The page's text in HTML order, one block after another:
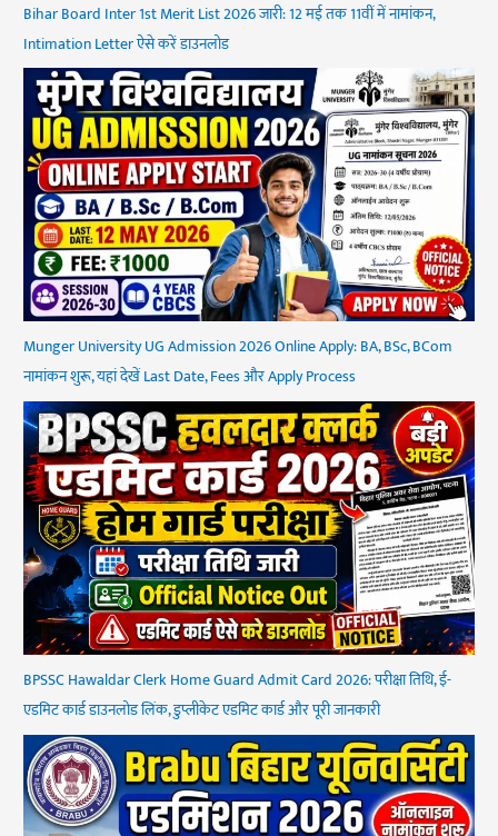
Bihar Board Inter 1st Merit List 2026 जारी: 12 मई तक 11वीं में नामांकन,
Intimation Letter ऐसे करें डाउनलोड
Munger University UG Admission 2026 Online Apply: BA, BSc, BCom
नामांकन शुरू, यहां देखें Last Date, Fees और Apply Process
BPSSC Hawaldar Clerk Home Guard Admit Card 2026: परीक्षा तिथि, ई-
एडमिट कार्ड डाउनलोड लिंक, डुप्लीकेट एडमिट कार्ड और पूरी जानकारी